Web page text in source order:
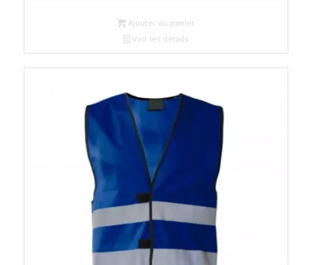
Ajouter au panier
Voir les détails